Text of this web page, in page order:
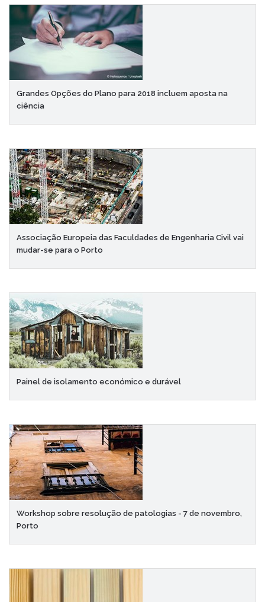
Grandes Opções do Plano para 2018 incluem aposta na
ciência
Associação Europeia das Faculdades de Engenharia Civil vai
mudar-se para o Porto
Painel de isolamento económico e durável
Workshop sobre resolução de patologias - 7 de novembro,
Porto